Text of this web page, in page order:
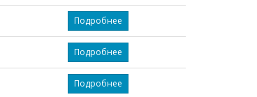
Подробнее
Подробнее
Подробнее